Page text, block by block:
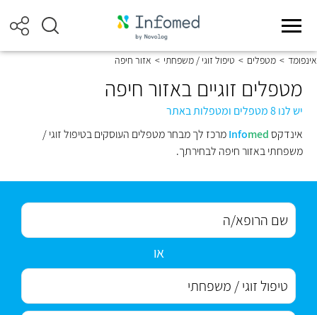
אינפומד > מטפלים > טיפול זוגי / משפחתי > אזור חיפה
מטפלים זוגיים באזור חיפה
יש לנו 8 מטפלים ומטפלות באתר
אינדקס
Infomed
מרכז לך מבחר מטפלים העוסקים בטיפול זוגי /
משפחתי באזור חיפה לבחירתך.
או